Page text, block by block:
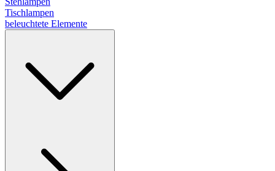
Tischlampen
beleuchtete Elemente